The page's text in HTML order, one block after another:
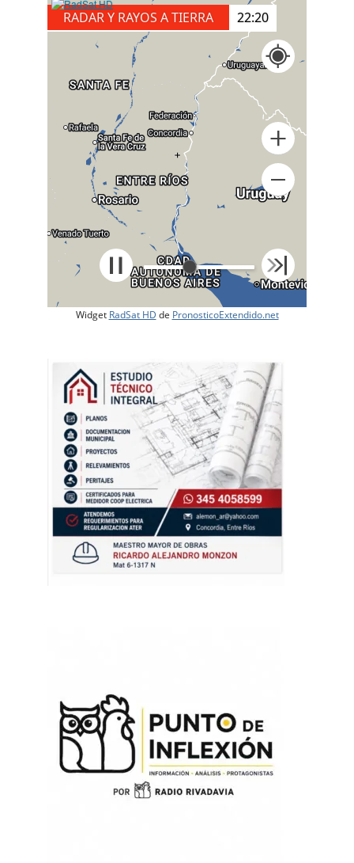
RADAR Y RAYOS A TIERRA 22:30
+
Widget RadSat HD de PronosticoExtendido.net